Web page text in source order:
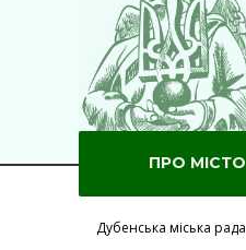
ПРО МІСТО
Дубенська міська рада